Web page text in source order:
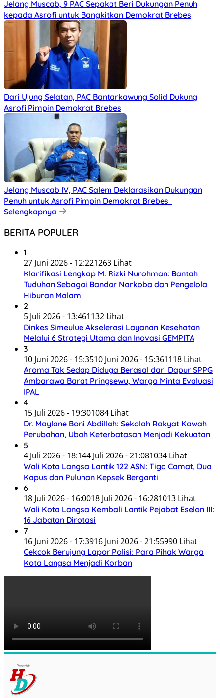
Jelang Muscab, 9 PAC Sepakat Beri Dukungan Penuh
kepada Asrofi untuk Bangkitkan Demokrat Brebes
Dari Ujung Selatan, PAC Bantarkawung Solid Dukung
Asrofi Pimpin Demokrat Brebes
Jelang Muscab IV, PAC Salem Deklarasikan Dukungan
Penuh untuk Asrofi Pimpin Demokrat Brebes
Selengkapnya
BERITA POPULER
1
27 Juni 2026 - 12:221263 Lihat
Klarifikasi Lengkap M. Rizki Nurohman: Bantah
Tuduhan Sebagai Bandar Narkoba dan Pengelola
Hiburan Malam
2
5 Juli 2026 - 13:461132 Lihat
Dinkes Simeulue Akselerasi Layanan Kesehatan
Melalui 6 Strategi Utama dan Inovasi GEMPITA
3
10 Juni 2026 - 15:3510 Juni 2026 - 15:361118 Lihat
Aroma Tak Sedap Diduga Berasal dari Dapur SPPG
Ambarawa Barat Pringsewu, Warga Minta Evaluasi
IPAL
4
15 Juli 2026 - 19:301084 Lihat
Dr. Maylane Boni Abdillah: Sekolah Rakyat Kawah
Perubahan, Ubah Keterbatasan Menjadi Kekuatan
5
4 Juli 2026 - 18:144 Juli 2026 - 21:081034 Lihat
Wali Kota Langsa Lantik 122 ASN: Tiga Camat, Dua
Kapus dan Puluhan Kepsek Berganti
6
18 Juli 2026 - 16:0018 Juli 2026 - 16:281013 Lihat
Wali Kota Langsa Kembali Lantik Pejabat Eselon III:
16 Jabatan Dirotasi
7
16 Juni 2026 - 17:3916 Juni 2026 - 21:55990 Lihat
Cekcok Berujung Lapor Polisi: Para Pihak Warga
Kota Langsa Menjadi Korban